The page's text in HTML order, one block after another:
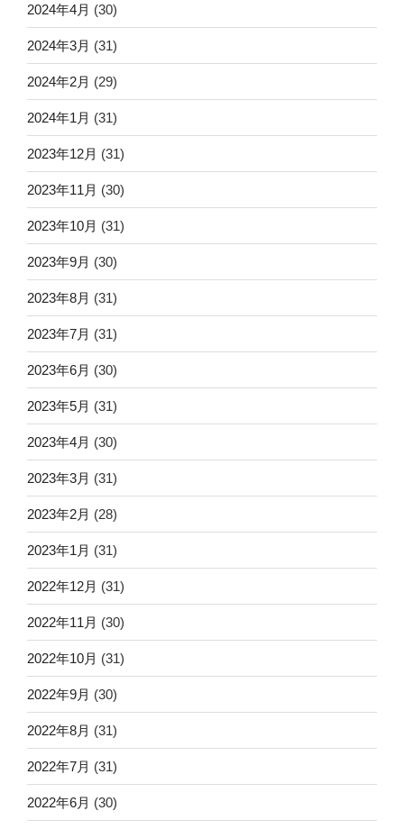
2024年4月 (30)
2024年3月 (31)
2024年2月 (29)
2024年1月 (31)
2023年12月 (31)
2023年11月 (30)
2023年10月 (31)
2023年9月 (30)
2023年8月 (31)
2023年7月 (31)
2023年6月 (30)
2023年5月 (31)
2023年4月 (30)
2023年3月 (31)
2023年2月 (28)
2023年1月 (31)
2022年12月 (31)
2022年11月 (30)
2022年10月 (31)
2022年9月 (30)
2022年8月 (31)
2022年7月 (31)
2022年6月 (30)